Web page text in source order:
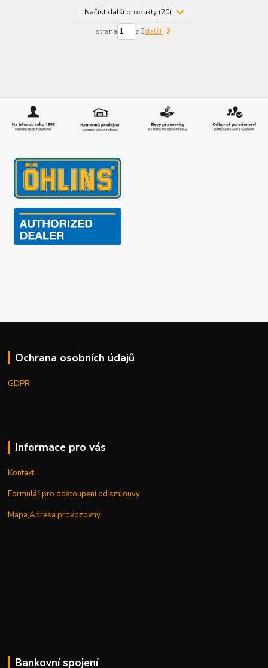
Načíst další produkty (20)
strana z 3další
Ochrana osobních údajů
GDPR
Informace pro vás
Kontakt
Formulář pro odstoupení od smlouvy
Mapa,Adresa provozovny
Bankovní spojení